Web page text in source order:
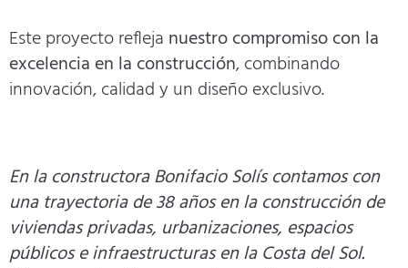
Este proyecto refleja nuestro compromiso con la
excelencia en la construcción, combinando
innovación, calidad y un diseño exclusivo.
En la constructora Bonifacio Solís contamos con
una trayectoria de 38 años en la construcción de
viviendas privadas, urbanizaciones, espacios
públicos e infraestructuras en la Costa del Sol.